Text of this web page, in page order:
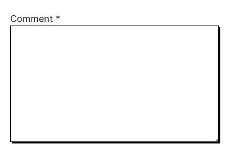
Comment *